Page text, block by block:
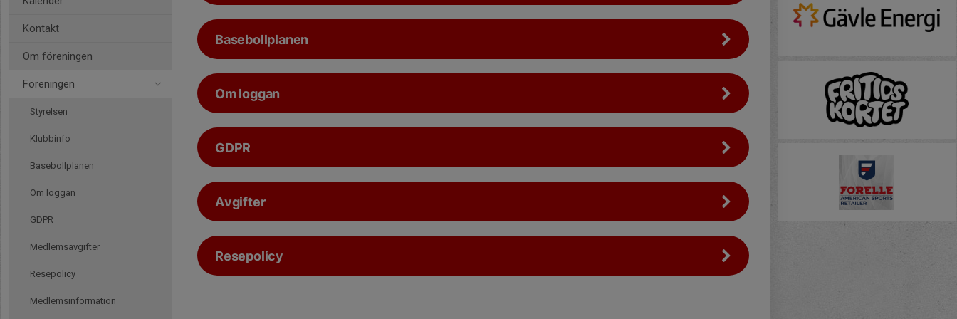
Kontakt
Om föreningen
Föreningen
Styrelsen
Klubbinfo
Basebollplanen
Om loggan
GDPR
Medlemsavgifter
Resepolicy
Medlemsinformation
Basebollplanen
Om loggan
GDPR
Avgifter
Resepolicy